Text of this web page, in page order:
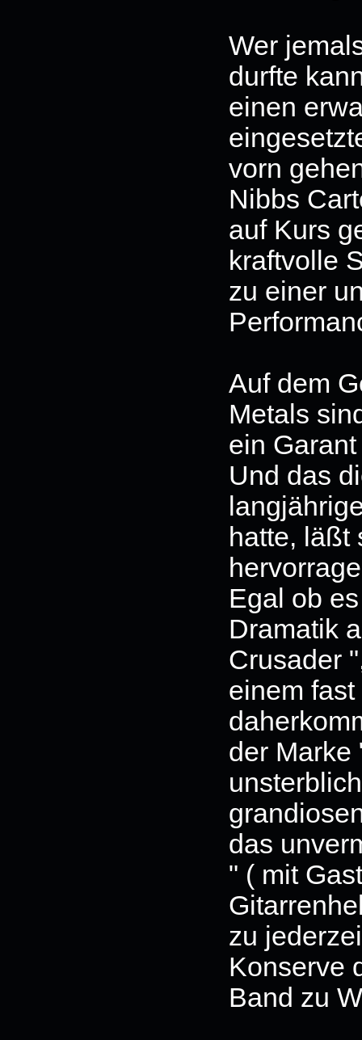
Wer
durfte
einen
vorn
Nibbs
auf Kurs
kraftvolle
zu einer
Auf dem
Metals
ein
Und das
hatte, läßt
Egal ob
Dramatik
Crusader
einem
der Marke
das
" ( mit
zu
Konserve
Band zu